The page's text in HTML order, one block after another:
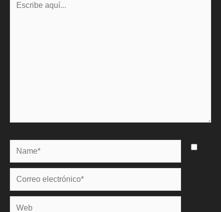
Name*
Correo
electrónico*
Web